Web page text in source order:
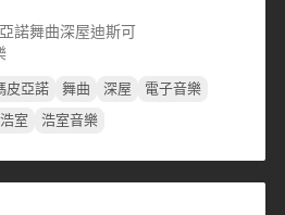
諾舞曲深屋迪斯可
皮亞諾 舞曲 深屋
電子音樂
室 浩室音樂